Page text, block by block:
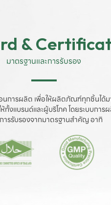
&
มาตรฐานและการรับรอง
นการผลิต เพื่อให้ผลิตภัณฑ์ทุกชิ้นได้
ทั้งแบรนด์และผู้บริโภค โดยระบบการ
ารรับรองจากมาตรฐานสำคัญ อาทิ